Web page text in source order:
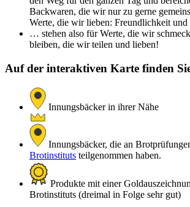
Backwaren, die wir nur zu gerne
Werte, die wir lieben: Freundlichkeit und
… stehen also für Werte, die wir
bleiben, die wir teilen und lieben!
Auf der interaktiven Karte finden
Innungsbäcker in ihrer Nähe
Innungsbäcker, die an
Brotinstituts teilgenommen haben.
Produkte mit einer
Brotinstituts (dreimal in Folge sehr gut)